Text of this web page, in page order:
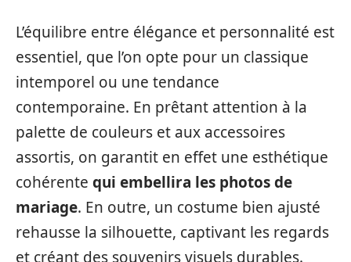
L’équilibre entre élégance et personnalité est
essentiel, que l’on opte pour un classique
intemporel ou une tendance
contemporaine. En prêtant attention à la
palette de couleurs et aux accessoires
assortis, on garantit en effet une esthétique
cohérente qui embellira les photos de
mariage. En outre, un costume bien ajusté
rehausse la silhouette, captivant les regards
et créant des souvenirs visuels durables.